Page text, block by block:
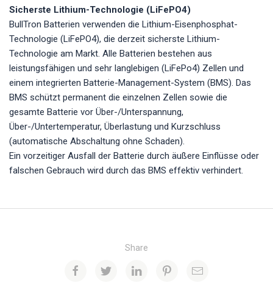
Sicherste Lithium-Technologie (LiFePO4)
BullTron Batterien verwenden die Lithium-Eisenphosphat-
Technologie (LiFePO4), die derzeit sicherste Lithium-
Technologie am Markt. Alle Batterien bestehen aus
leistungsfähigen und sehr langlebigen (LiFePo4) Zellen und
einem integrierten Batterie-Management-System (BMS). Das
BMS schützt permanent die einzelnen Zellen sowie die
gesamte Batterie vor Über-/Unterspannung,
Über-/Untertemperatur, Überlastung und Kurzschluss
(automatische Abschaltung ohne Schaden).
Ein vorzeitiger Ausfall der Batterie durch äußere Einflüsse oder
falschen Gebrauch wird durch das BMS effektiv verhindert.
Share